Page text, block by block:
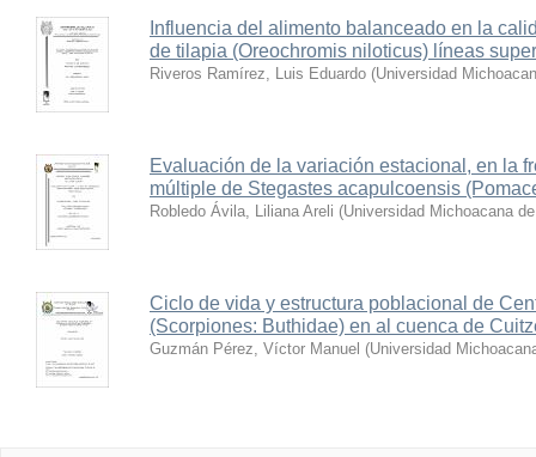
Influencia del alimento balanceado en la
de tilapia (Oreochromis niloticus) líneas
Riveros Ramírez, Luis Eduardo (Universidad
Evaluación de la variación estacional, en la
múltiple de Stegastes acapulcoensis
Robledo Ávila, Liliana Areli (Universidad Michoacana
Ciclo de vida y estructura poblacional de
(Scorpiones: Buthidae) en al cuenca de
Guzmán Pérez, Víctor Manuel (Universidad